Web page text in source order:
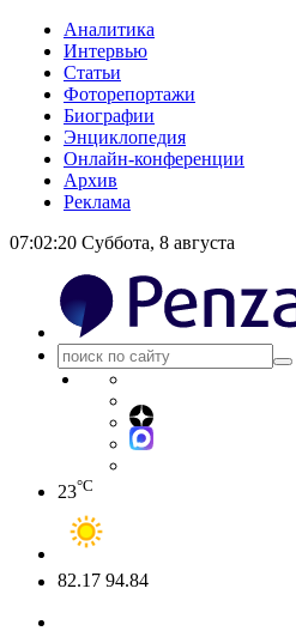
Аналитика
Интервью
Статьи
Фоторепортажи
Биографии
Энциклопедия
Онлайн-конференции
Архив
Реклама
07:02:20 Суббота, 8 августа
23°C
82.17 94.84